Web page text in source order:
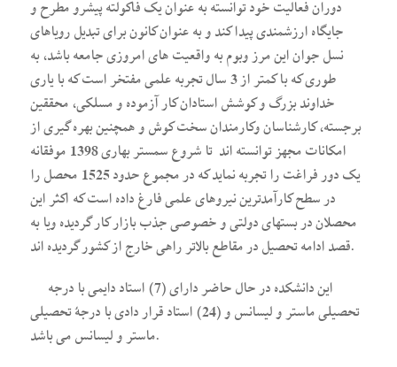
دوران فعالیت خود توانسته به عنوان یک فاکولته پیشرو مطرح و
جایگاه ارزشمندی پیدا کند و به عنوان کانون برای تبدیل رویاهای
نسل جوان این مرز وبوم به واقعیت های امروزی جامعه باشد، به
طوری که با کمتر از 3 سال تجربه علمی مفتخر است که با یاری
خداوند بزرگ و کوشش استادان کار آزموده و مسلکی، محققین
برجسته، کارشناسان وکارمندان سخت کوش و همچنین بهره گیری از
امکانات مجهز توانسته اند تا شروع سمستر بهاری 1398 موفقانه
یک دور فراغت را تجربه نماید که در مجموع حدود 1525 محصل را
در سطح کارآمدترین نیروهای علمی فارغ داده است که اکثر این
محصلان در بست­های دولتی و خصوصی جذب بازار کار گردیده ویا به
قصد ادامه تحصیل در مقاطع بالاتر راهی خارج از کشور گردیده اند.
تحصیلی ماستر و لیسانس و (24) استاد قرار دادی با درجۀ تحصیلی
ماستر و لیسانس می باشد.